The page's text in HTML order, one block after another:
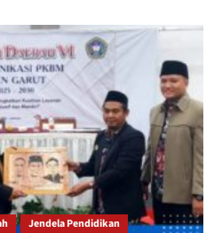
Jendela Pendidikan